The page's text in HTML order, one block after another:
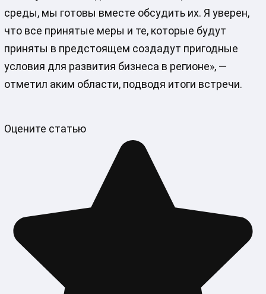
среды, мы готовы вместе обсудить их. Я уверен,
что все принятые меры и те, которые будут
приняты в предстоящем создадут пригодные
условия для развития бизнеса в регионе», —
отметил аким области, подводя итоги встречи.
Оцените статью